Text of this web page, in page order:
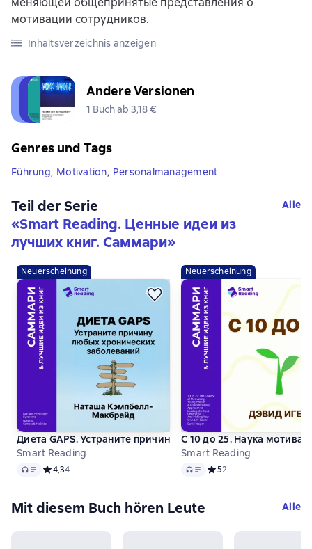
мотивации сотрудников.
Inhaltsverzeichnis anzeigen
Andere Versionen
1 Buch ab 3,18 €
Genres und Tags
Führung, Motivation, Personalmanagement
Teil der Serie
«Smart Reading. Ценные идеи из
лучших книг. Саммари»
Alle
Neuerscheinung
Диета GAPS. Устраните причину любых хронических
Smart Reading
Audio Средний рейтинг 4,3 на основе 4 оценок
4,34
Neuerscheinung
С 10 до 25. Наука
Smart Reading
Audio Средний рейтинг 5 на
52
Mit diesem Buch hören Leute Alle